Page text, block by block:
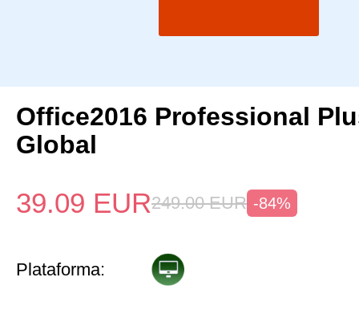
Office2016 Professional
Global
39.09 EUR249.00 EUR -84%
Plataforma: